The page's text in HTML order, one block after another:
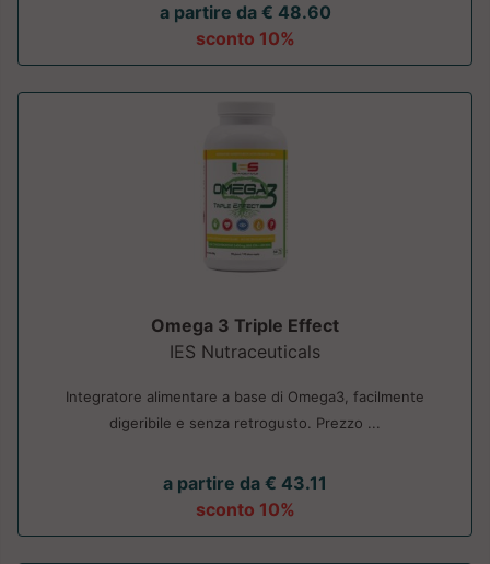
a partire da € 48.60
sconto 10%
Omega 3 Triple Effect
IES Nutraceuticals
Integratore alimentare a base di Omega3, facilmente
digeribile e senza retrogusto. Prezzo ...
a partire da € 43.11
sconto 10%